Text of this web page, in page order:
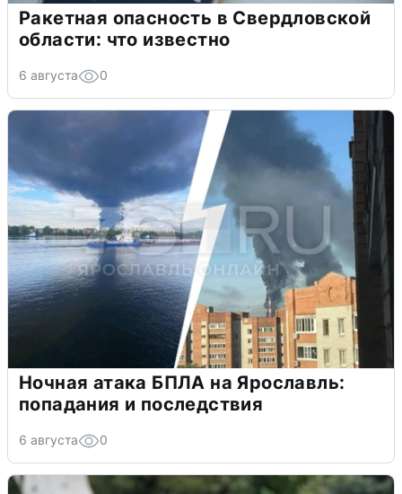
Ракетная опасность в Свердловской
области: что известно
6 августа 0
Ночная атака БПЛА на Ярославль:
попадания и последствия
6 августа 0